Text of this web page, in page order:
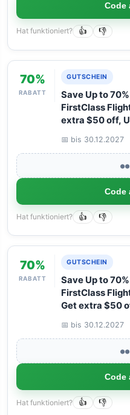
Code
Hat funktioniert? 👍 👎
70%
RABATT
GUTSCHEIN
Save Up to
FirstClass
extra $50 off,
📅 bis 30.12.2027
Code
Hat funktioniert? 👍 👎
70%
RABATT
GUTSCHEIN
Save Up to
FirstClass
Get extra $50
📅 bis 30.12.2027
Code
Hat funktioniert? 👍 👎